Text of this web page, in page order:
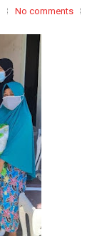
No comments